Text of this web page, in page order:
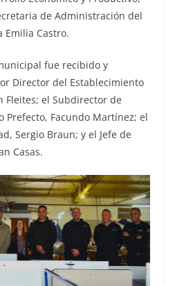
de Administración del
Emilia Castro.
fue recibido y
Director del Establecimiento
Fleites; el Subdirector de
Prefecto, Facundo Martínez; el
Sergio Braun; y el Jefe de
Casas.